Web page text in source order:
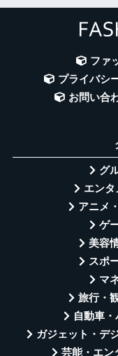
ファ
プライバシ
お問い合
グ
エンタ
アニメ
ゲ
美容
スポ
マ
旅行・
自動車
ガジェット・デ
芸能・エン